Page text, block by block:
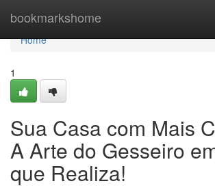
bookmarkshome
Home
Home
1
Sua Casa com Mais
A Arte do Gesseiro
que Realiza!